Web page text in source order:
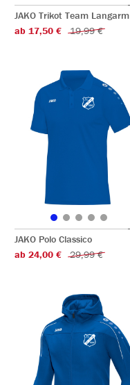
JAKO Trikot Team Langarm
ab 17,50 €
19,99 €
JAKO Polo Classico
ab 24,00 €
29,99 €